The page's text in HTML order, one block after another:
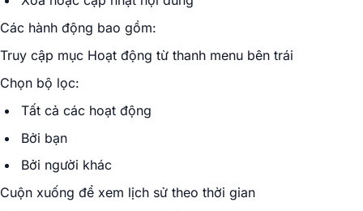
Các hành động bao gồm:
Truy cập mục Hoạt động từ thanh menu bên trái
Chọn bộ lọc:
Tất cả các hoạt động
Bởi bạn
Bởi người khác
Cuộn xuống để xem lịch sử theo thời gian